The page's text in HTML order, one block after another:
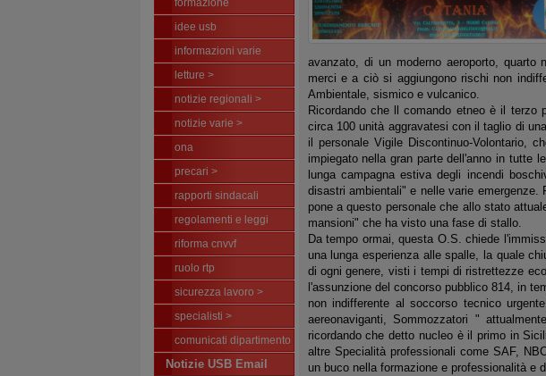
formazione
idee usb
informazioni varie
letture >
notizie regionali >
notizie varie >
ona
precari >
rapporti sindacali
regolamenti e leggi
riforma cnvvf
ruolo rtp
sicurezza lavoro >
specialisti >
comunicati dipartimento
Notizie USB Email
avanzato, di un moderno aeroporto,
merci e a ciò si aggiungono rischi non
Ambientale, sismico e vulcanico.
Ricordando che ll comando etneo è il terzo
circa 100 unità aggravatesi con il taglio di
il personale Vigile Discontinuo-Volontario,
impiegato nella gran parte dell'anno in tutte
lunga campagna estiva degli incendi
disastri ambientali" e nelle varie
pone a questo personale che allo stato
mansioni" che ha visto una fase di stallo.
Da tempo ormai, questa O.S. chiede
una lunga esperienza alle spalle, la quale
di ogni genere, visti i tempi di ristrettezze
l'assunzione del concorso pubblico 814, in
non indifferente al soccorso tecnico
aereonaviganti, Sommozzatori "
ricordando che detto nucleo è il primo in
altre Specialità professionali come SAF,
un buco nella formazione e professionalità e